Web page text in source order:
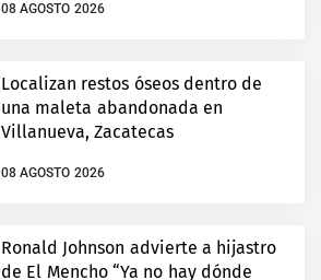
08 AGOSTO 2026
Localizan restos óseos dentro de
una maleta abandonada en
Villanueva, Zacatecas
08 AGOSTO 2026
Ronald Johnson advierte a hijastro
de El Mencho “Ya no hay dónde